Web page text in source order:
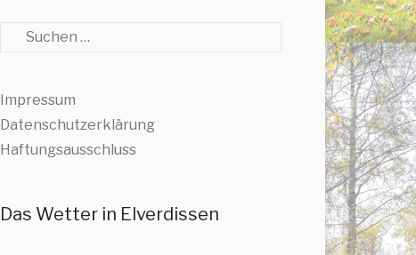
Suche
Impressum
Datenschutzerklärung
Haftungsausschluss
Das Wetter in Elverdissen